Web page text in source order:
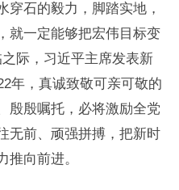
穿石的毅力，脚踏实地，
就一定能够把宏伟目标变
际，习近平主席发表新
年，真诚致敬可亲可敬的
殷殷嘱托，必将激励全党
无前、顽强拼搏，把新时
推向前进。